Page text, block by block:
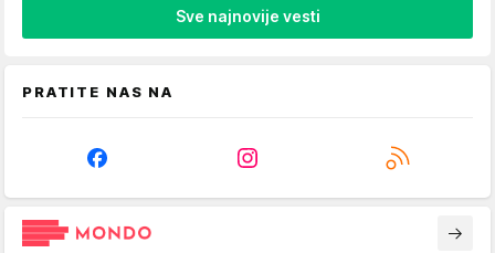
Sve najnovije vesti
PRATITE NAS NA